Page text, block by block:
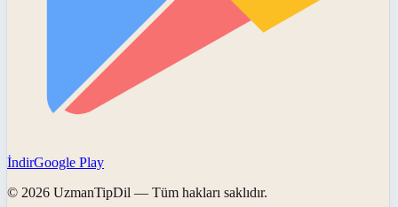
İndirGoogle Play
© 2026 UzmanTipDil — Tüm hakları saklıdır.